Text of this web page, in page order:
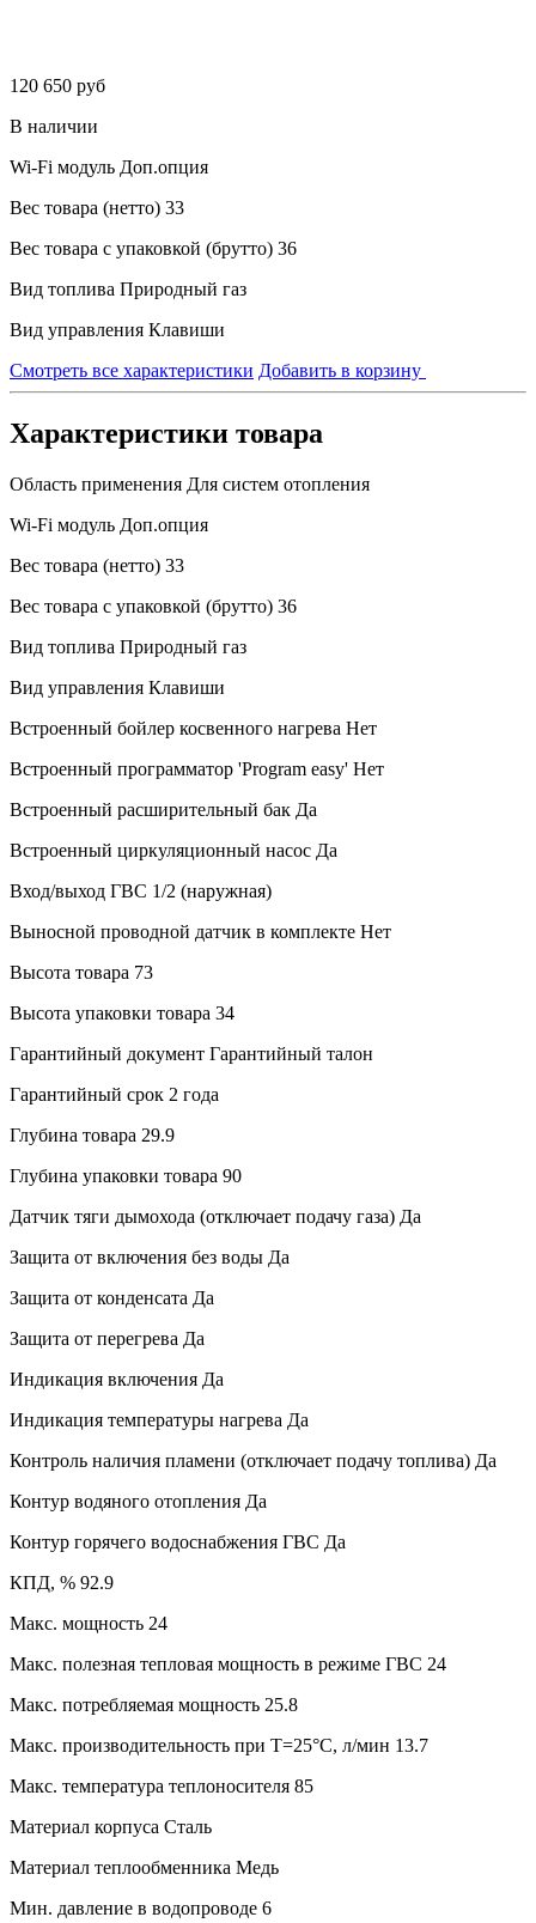
120 650 руб
В наличии
Wi-Fi модуль Доп.опция
Вес товара (нетто) 33
Вес товара с упаковкой (брутто) 36
Вид топлива Природный газ
Вид управления Клавиши
Смотреть все характеристики Добавить в корзину
Характеристики товара
Область применения Для систем отопления
Wi-Fi модуль Доп.опция
Вес товара (нетто) 33
Вес товара с упаковкой (брутто) 36
Вид топлива Природный газ
Вид управления Клавиши
Встроенный бойлер косвенного нагрева Нет
Встроенный программатор 'Program easy' Нет
Встроенный расширительный бак Да
Встроенный циркуляционный насос Да
Вход/выход ГВС 1/2 (наружная)
Выносной проводной датчик в комплекте Нет
Высота товара 73
Высота упаковки товара 34
Гарантийный документ Гарантийный талон
Гарантийный срок 2 года
Глубина товара 29.9
Глубина упаковки товара 90
Датчик тяги дымохода (отключает подачу газа) Да
Защита от включения без воды Да
Защита от конденсата Да
Защита от перегрева Да
Индикация включения Да
Индикация температуры нагрева Да
Контроль наличия пламени (отключает подачу топлива) Да
Контур водяного отопления Да
Контур горячего водоснабжения ГВС Да
КПД, % 92.9
Макс. мощность 24
Макс. полезная тепловая мощность в режиме ГВС 24
Макс. потребляемая мощность 25.8
Макс. производительность при Т=25°С, л/мин 13.7
Макс. температура теплоносителя 85
Материал корпуса Сталь
Материал теплообменника Медь
Мин. давление в водопроводе 6